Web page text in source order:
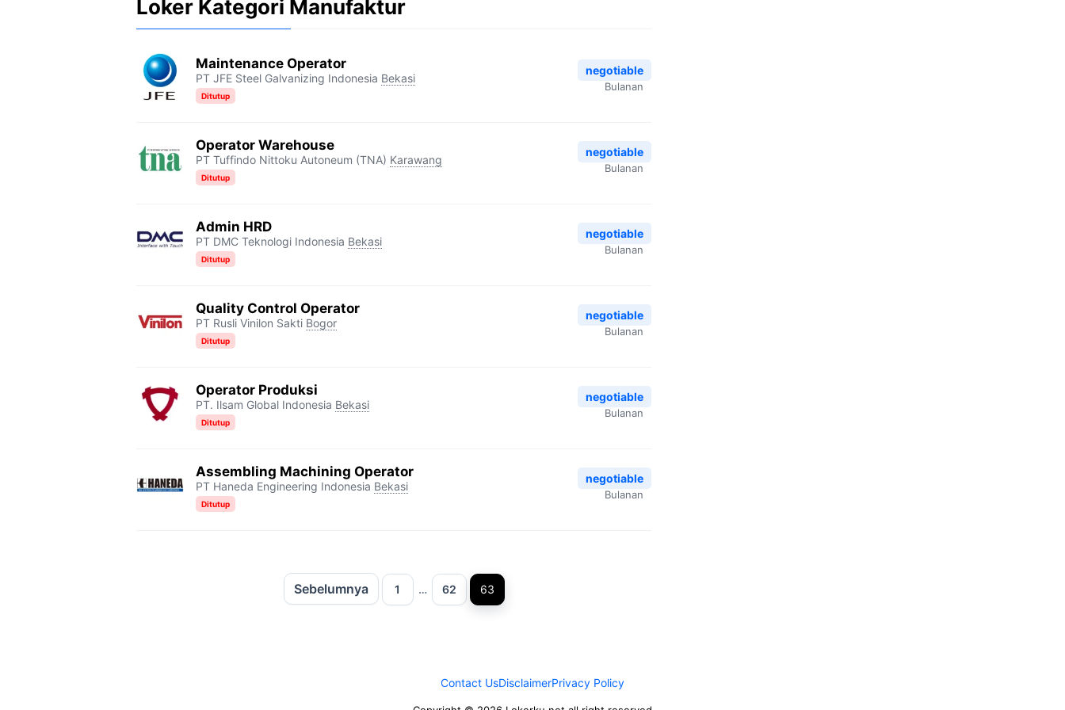
Loker Kategori Manufaktur
Maintenance Operator
PT JFE Steel Galvanizing Indonesia Bekasi
Ditutup
negotiable
Bulanan
Operator Warehouse
PT Tuffindo Nittoku Autoneum (TNA) Karawang
Ditutup
negotiable
Bulanan
Admin HRD
PT DMC Teknologi Indonesia Bekasi
Ditutup
negotiable
Bulanan
Quality Control Operator
PT Rusli Vinilon Sakti Bogor
Ditutup
negotiable
Bulanan
Operator Produksi
PT. Ilsam Global Indonesia Bekasi
Ditutup
negotiable
Bulanan
Assembling Machining Operator
PT Haneda Engineering Indonesia Bekasi
Ditutup
negotiable
Bulanan
Sebelumnya Halaman
1 … Halaman
62 Halaman
63
Contact UsDisclaimerPrivacy Policy